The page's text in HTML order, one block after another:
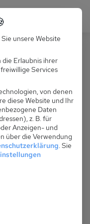
rechts
unsere Website
Erlaubnis ihrer
Services
von denen
diese Website und Ihr
Daten
z. B. für
Anzeigen- und
über die Verwendung
. Sie
für die